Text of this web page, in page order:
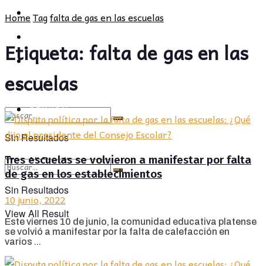
POLÍTICA
CULTURA
OPINIÓN
Sin Resultados
View All Result
PROVINCIA
SOCIEDAD
CULTURA
OPINIÓN
Sin Resultados
View All Result
HomeTagfalta de gas en las escuelas
Etiqueta: falta de gas en las
escuelas
Tres escuelas se volvieron a manifestar por falta
de gas en los establecimientos
10 junio, 2022
Este viernes 10 de junio, la comunidad educativa platense
se volvió a manifestar por la falta de calefacción en
varios ...